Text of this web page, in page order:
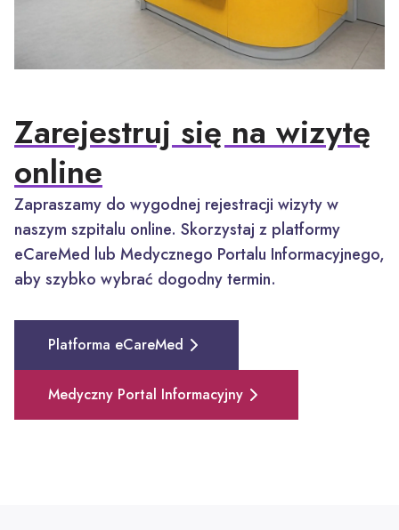
Zarejestruj się na wizytę
online
Zapraszamy do wygodnej rejestracji wizyty w
naszym szpitalu online. Skorzystaj z platformy
eCareMed lub Medycznego Portalu Informacyjnego,
aby szybko wybrać dogodny termin.
Platforma eCareMed
Medyczny Portal Informacyjny